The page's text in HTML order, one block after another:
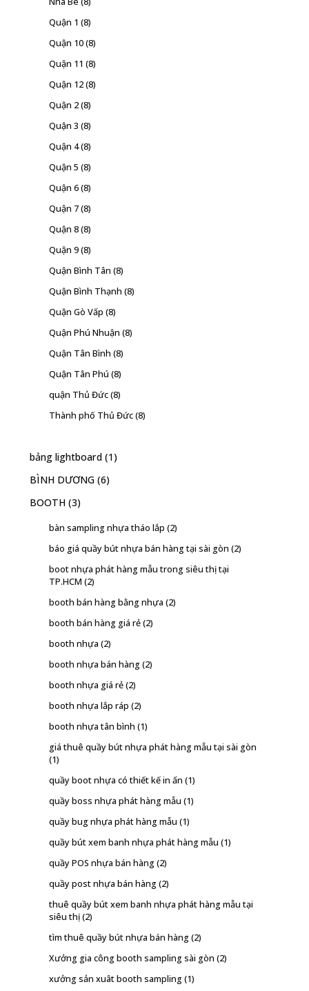
Quận 1 (8)
Quận 10(8)
Quận 11 (8)
Quận 12(8)
Quận 2(8)
Quận 3 (8)
Quận 4(8)
Quận 5 (8)
Quận 6(8)
Quận 7(8)
Quận 8(8)
Quận 9(8)
Quận Bình Tân (8)
Quận Bình Thạnh (8)
Quận Gò Vấp (8)
Quận Phú Nhuận (8)
Quận Tân Bình (8)
Quận Tân Phú (8)
quận Thủ Đức(8)
Thành phố Thủ Đức(8)
bảng lightboard (1)
BÌNH DƯƠNG (6)
BOOTH (3)
bàn sampling nhựa tháo lắp (2)
báo giá quầy bút nhựa bán hàng tại sài gòn (2)
boot nhựa phát hàng mẫu trong siêu thị tại
TP.HCM (2)
booth bán hàng bằng nhựa (2)
booth bán hàng giá rẻ(2)
booth nhựa (2)
booth nhựa bán hàng(2)
booth nhựa giá rẻ(2)
booth nhựa lắp ráp (2)
booth nhựa tân bình (1)
giá thuê quầy bút nhựa phát hàng mẫu tại sài gòn
(1)
quầy boot nhựa có thiết kế in ấn (1)
quầy boss nhựa phát hàng mẫu (1)
quầy bug nhựa phát hàng mẫu (1)
quầy bút xem banh nhựa phát hàng mẫu (1)
quầy POS nhựa bán hàng(2)
quầy post nhựa bán hàng(2)
thuê quầy bút xem banh nhựa phát hàng mẫu tại
siêu thị(2)
tìm thuê quầy bút nhựa bán hàng(2)
Xưởng gia công booth sampling sài gòn (2)
xưởng sản xuât booth sampling(1)